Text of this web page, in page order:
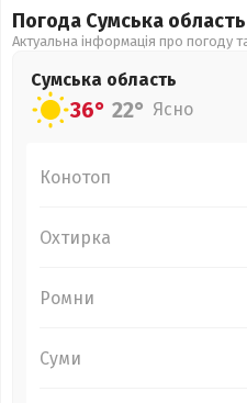
Погода Сумська область
Актуальна інформація про погоду
Сумська область
36° 22° Ясно
Конотоп
Охтирка
Ромни
Суми